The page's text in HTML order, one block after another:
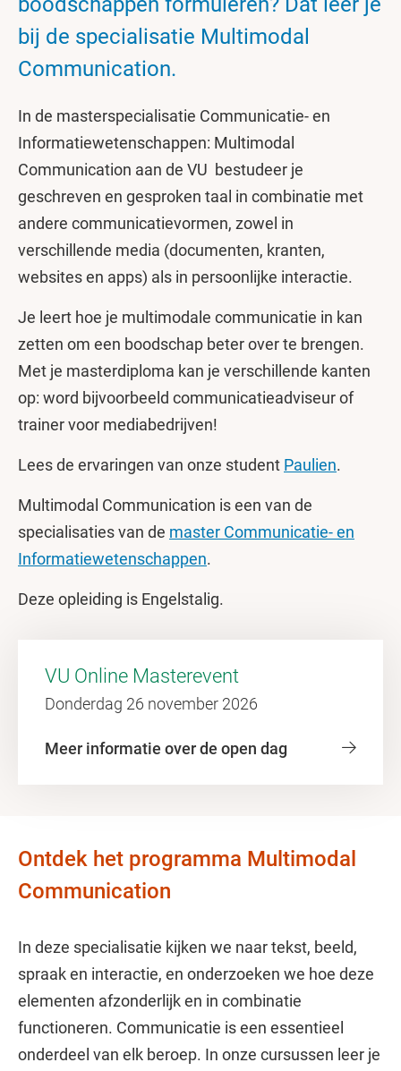
bij de specialisatie Multimodal
Communication.
In de masterspecialisatie Communicatie- en
Informatiewetenschappen: Multimodal
Communication aan de VU bestudeer je
geschreven en gesproken taal in combinatie met
andere communicatievormen, zowel in
verschillende media (documenten, kranten,
websites en apps) als in persoonlijke interactie.
Je leert hoe je multimodale communicatie in kan
zetten om een boodschap beter over te brengen.
Met je masterdiploma kan je verschillende kanten
op: word bijvoorbeeld communicatieadviseur of
trainer voor mediabedrijven!
Lees de ervaringen van onze student Paulien.
Multimodal Communication is een van de
specialisaties van de master Communicatie- en
Informatiewetenschappen.
Deze opleiding is Engelstalig.
VU Online Masterevent
Donderdag 26 november 2026
Meer informatie over de open dag
Ontdek het programma Multimodal
Communication
In deze specialisatie kijken we naar tekst, beeld,
spraak en interactie, en onderzoeken we hoe deze
elementen afzonderlijk en in combinatie
functioneren. Communicatie is een essentieel
onderdeel van elk beroep. In onze cursussen leer je